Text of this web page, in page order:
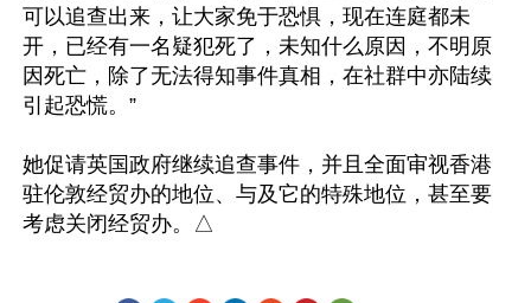
可以追查出来，让大家免于恐惧，现在连庭都未
开，已经有一名疑犯死了，未知什么原因，不明原
因死亡，除了无法得知事件真相，在社群中亦陆续
引起恐慌。”
她促请英国政府继续追查事件，并且全面审视香港
驻伦敦经贸办的地位、与及它的特殊地位，甚至要